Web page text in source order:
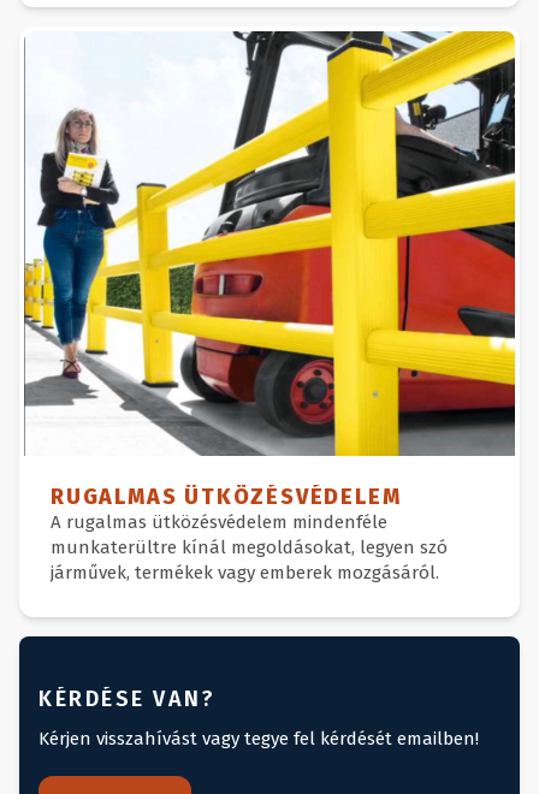
RUGALMAS ÜTKÖZÉSVÉDELEM
A rugalmas ütközésvédelem mindenféle
munkaterültre kínál megoldásokat, legyen szó
járművek, termékek vagy emberek mozgásáról.
KÉRDÉSE VAN?
Kérjen visszahívást vagy tegye fel kérdését emailben!